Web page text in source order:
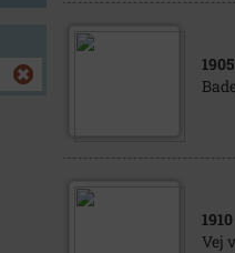
1905
1910
Vej